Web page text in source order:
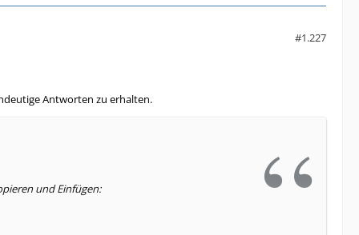
#1.227
Antworten zu erhalten.
und Einfügen: